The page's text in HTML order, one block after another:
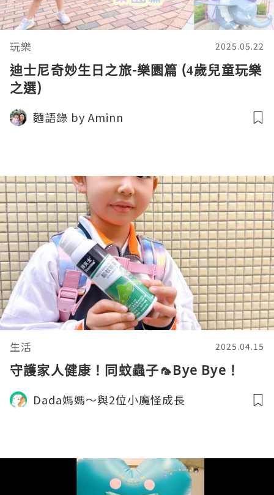
玩樂 2025.05.22
迪士尼奇妙生日之旅-樂園篇 (4歲兒童玩樂
之選)
麵語錄 by Aminn
生活 2025.04.15
守護家人健康！同蚊蟲子🦟Bye Bye！
Dada媽媽～與2位小魔怪成長